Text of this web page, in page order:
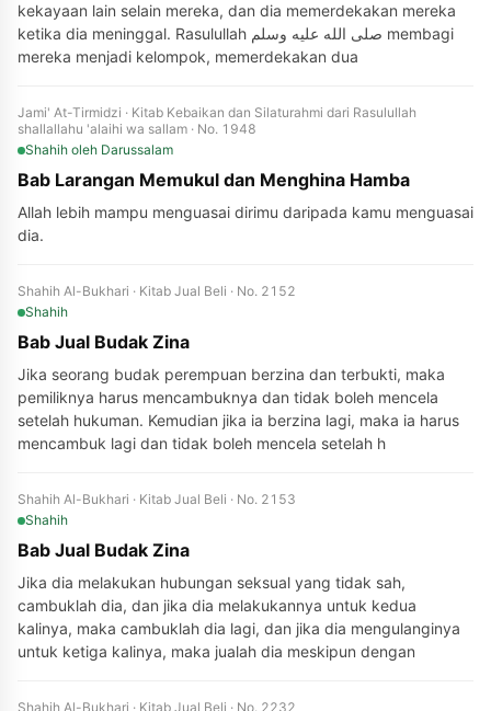
kekayaan lain selain mereka, dan dia memerdekakan mereka
ketika dia meninggal. Rasulullah صلى الله عليه وسلم membagi
mereka menjadi kelompok, memerdekakan dua
Jami' At-Tirmidzi · Kitab Kebaikan dan Silaturahmi dari Rasulullah
shallallahu 'alaihi wa sallam · No. 1948
Shahih oleh Darussalam
Bab Larangan Memukul dan Menghina Hamba
Allah lebih mampu menguasai dirimu daripada kamu menguasai
dia.
Shahih Al-Bukhari · Kitab Jual Beli · No. 2152
Shahih
Bab Jual Budak Zina
Jika seorang budak perempuan berzina dan terbukti, maka
pemiliknya harus mencambuknya dan tidak boleh mencela
setelah hukuman. Kemudian jika ia berzina lagi, maka ia harus
mencambuk lagi dan tidak boleh mencela setelah h
Shahih Al-Bukhari · Kitab Jual Beli · No. 2153
Shahih
Bab Jual Budak Zina
Jika dia melakukan hubungan seksual yang tidak sah,
cambuklah dia, dan jika dia melakukannya untuk kedua
kalinya, maka cambuklah dia lagi, dan jika dia mengulanginya
untuk ketiga kalinya, maka jualah dia meskipun dengan
Shahih Al-Bukhari · Kitab Jual Beli · No. 2232